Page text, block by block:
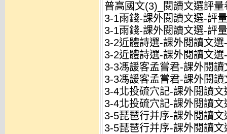
普高國文(3)_閱讀文選評量
3-1雨錢-課外閱讀文選-評
3-1雨錢-課外閱讀文選-評
3-2近體詩選-課外閱讀文
3-2近體詩選-課外閱讀文
3-3馮諼客孟嘗君-課外閱
3-3馮諼客孟嘗君-課外閱
3-4北投硫穴記-課外閱讀
3-4北投硫穴記-課外閱讀
3-5琵琶行并序-課外閱讀
3-5琵琶行并序-課外閱讀